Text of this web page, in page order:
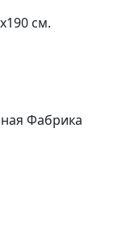
см.
Фабрика